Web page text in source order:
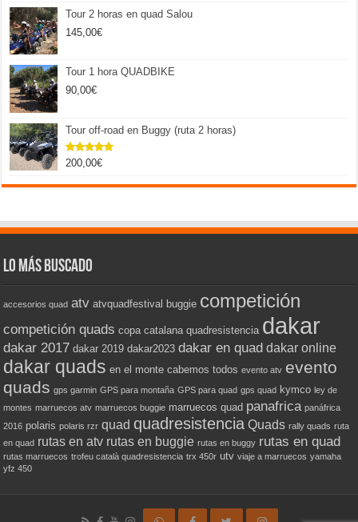
Tour 2 horas en quad Salou
145,00€
Tour 1 hora QUADBIKE
90,00€
Tour off-road en Buggy (ruta 2 horas)
Valorado
de 5
200,00€
Lo más buscado
accesorios quad atv atvquadfestival buggie competición
competición quads copa catalana quadresistencia dakar
dakar 2017 dakar 2019 dakar2023 dakar en quad dakar online
dakar quads en el monte cabemos todos evento atv evento
quads gps garmin GPS para montaña GPS para quad gps quad kymco ley de
montes marruecos atv marruecos buggie marruecos quad panafrica panáfrica
2016 polaris polaris rzr quad quadresistencia Quads rally quads ruta
en quad rutas en atv rutas en buggie rutas en buggy rutas en quad
rutas marruecos trofeu català quadresistencia trx 450r utv viaje a marruecos yamaha
yfz 450